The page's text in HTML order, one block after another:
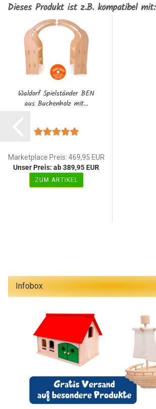
Dieses Produkt ist z.B. kompatibel mit:
Waldorf Spielständer BEN
aus Buchenholz mit...
Marketplace Preis: 469,95 EUR
Unser Preis: ab 389,95 EUR
ZUM ARTIKEL
Infobox